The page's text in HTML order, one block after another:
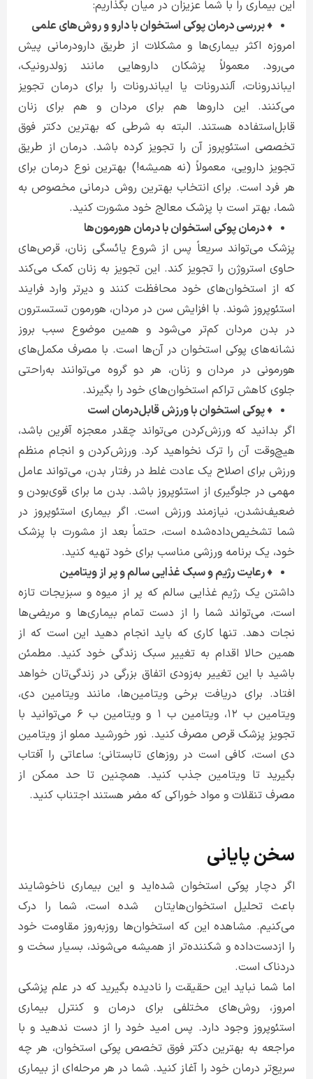
این بیماری را با شما عزیزان در میان بگذاریم:
♦ بررسی درمان پوکی استخوان با دارو و روش‌های علمی
امروزه اکثر بیماری‌ها و مشکلات از طریق دارودرمانی پیش
می‌رود. معمولاً پزشکان داروهایی مانند زولدرونیک،
ایباندرونات، آلندرونات یا ایباندرونات را برای درمان تجویز
می‌کنند. این داروها هم برای مردان و هم برای زنان
قابل‌استفاده هستند. البته به شرطی که بهترین دکتر فوق
تخصصی استئوپروز آن را تجویز کرده باشد. درمان از طریق
تجویز دارویی، معمولاً (نه همیشه!) بهترین نوع درمان برای
هر فرد است. برای انتخاب بهترین روش درمانی مخصوص به
شما، بهتر است با پزشک معالج خود مشورت کنید.
♦ درمان پوکی استخوان با درمان هورمون‌ها
پزشک می‌تواند سریعاً پس از شروع یائسگی زنان، قرص‌های
حاوی استروژن را تجویز کند. این تجویز به زنان کمک می‌کند
که از استخوان‌های خود محافظت کنند و دیرتر وارد فرایند
استئوپروز شوند. با افزایش سن در مردان، هورمون تستسترون
در بدن مردان کم‌تر می‌شود و همین موضوع سبب بروز
نشانه‌های پوکی استخوان در آن‌ها است. با مصرف مکمل‌های
هورمونی در مردان و زنان، هر دو گروه می‌توانند به‌راحتی
جلوی کاهش تراکم استخوان‌های خود را بگیرند.
♦ پوکی استخوان با ورزش قابل‌درمان است
اگر بدانید که ورزش‌کردن می‌تواند چقدر معجزه آفرین باشد،
هیچ‌وقت آن را ترک نخواهید کرد. ورزش‌کردن و انجام منظم
ورزش برای اصلاح یک عادت غلط در رفتار بدن، می‌تواند عامل
مهمی در جلوگیری از استئوپروز باشد. بدن ما برای قوی‌بودن و
ضعیف‌نشدن، نیازمند ورزش است. اگر بیماری استئوپروز در
شما تشخیص‌داده‌شده است، حتماً بعد از مشورت با پزشک
خود، یک برنامه ورزشی مناسب برای خود تهیه کنید.
♦ رعایت رژیم و سبک غذایی سالم و پر از ویتامین
داشتن یک رژیم غذایی سالم که پر از میوه و سبزیجات تازه
است، می‌تواند شما را از دست تمام بیماری‌ها و مریضی‌ها
نجات دهد. تنها کاری که باید انجام دهید این است که از
همین حالا اقدام به تغییر سبک زندگی خود کنید. مطمئن
باشید با این تغییر به‌زودی اتفاق بزرگی در زندگی‌تان خواهد
افتاد. برای دریافت برخی ویتامین‌ها، مانند ویتامین دی،
ویتامین ب ۱۲، ویتامین ب ۱ و ویتامین ب ۶ می‌توانید با
تجویز پزشک قرص مصرف کنید. نور خورشید مملو از ویتامین
دی است، کافی است در روزهای تابستانی؛ ساعاتی را آفتاب
بگیرید تا ویتامین جذب کنید. همچنین تا حد ممکن از
مصرف تنقلات و مواد خوراکی که مضر هستند اجتناب کنید.
سخن پایانی
اگر دچار پوکی استخوان شده‌اید و این بیماری ناخوشایند
باعث تحلیل استخوان‌هایتان شده است، شما را درک
می‌کنیم. مشاهده این که استخوان‌ها روزبه‌روز مقاومت خود
را ازدست‌داده و شکننده‌تر از همیشه می‌شوند، بسیار سخت و
دردناک است.
اما شما نباید این حقیقت را نادیده بگیرید که در علم پزشکی
امروز، روش‌های مختلفی برای درمان و کنترل بیماری
استئوپروز وجود دارد. پس امید خود را از دست ندهید و با
مراجعه به بهترین دکتر فوق تخصص پوکی استخوان، هر چه
سریع‌تر درمان خود را آغاز کنید. شما در هر مرحله‌ای از بیماری